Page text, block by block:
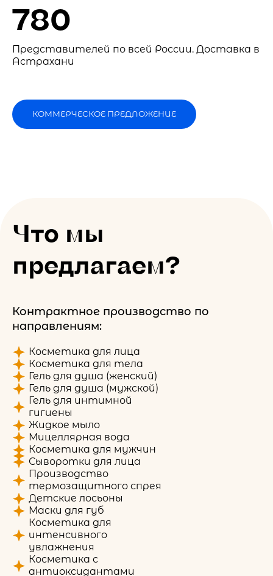
780
Представителей по всей России. Доставка в
Астрахани
КОММЕРЧЕСКОЕ ПРЕДЛОЖЕНИЕ
Что мы
предлагаем?
Контрактное производство по
направлениям:
Косметика для лица
Косметика для тела
Гель для душа (женский)
Гель для душа (мужской)
Гель для интимной
гигиены
Жидкое мыло
Мицеллярная вода
Косметика для мужчин
Сыворотки для лица
Производство
термозащитного спрея
Детские лосьоны
Маски для губ
Косметика для
интенсивного
увлажнения
Косметика с
антиоксидантами